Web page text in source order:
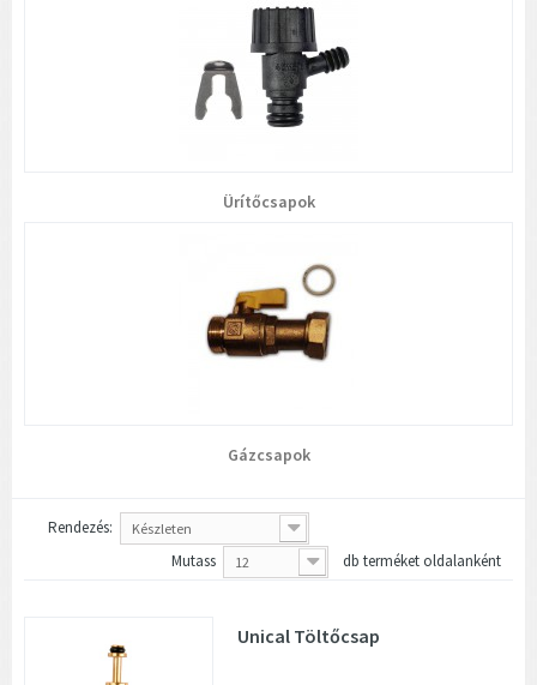
Ürítőcsapok
Gázcsapok
Rendezés: Készleten
Mutass 12 db terméket oldalanként
Unical Töltőcsap